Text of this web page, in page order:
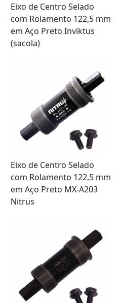
Eixo de Centro Selado
com Rolamento 122,5 mm
em Aço Preto Inviktus
(sacola)
Eixo de Centro Selado
com Rolamento 122,5 mm
em Aço Preto MX-A203
Nitrus